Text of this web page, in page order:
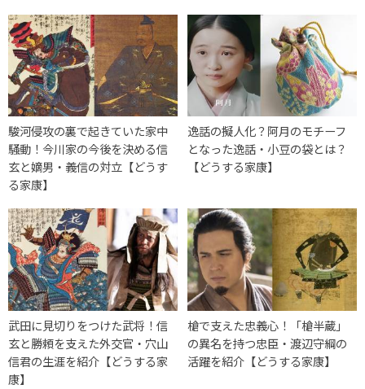
駿河侵攻の裏で起きていた家中
騒動！今川家の今後を決める信
玄と嫡男・義信の対立【どうす
る家康】
逸話の擬人化？阿月のモチーフ
となった逸話・小豆の袋とは？
【どうする家康】
武田に見切りをつけた武将！信
玄と勝頼を支えた外交官・穴山
信君の生涯を紹介【どうする家
康】
槍で支えた忠義心！「槍半蔵」
の異名を持つ忠臣・渡辺守綱の
活躍を紹介【どうする家康】